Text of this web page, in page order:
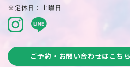
※定休日：土曜日
ご予約・お問い合わせはこちら